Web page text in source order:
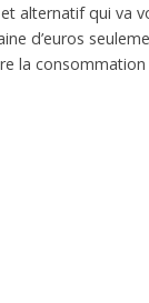
alternatif qui va
d’euros
la consommation